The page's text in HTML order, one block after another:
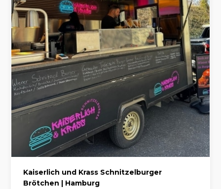
Kaiserlich und Krass Schnitzelburger
Brötchen | Hamburg